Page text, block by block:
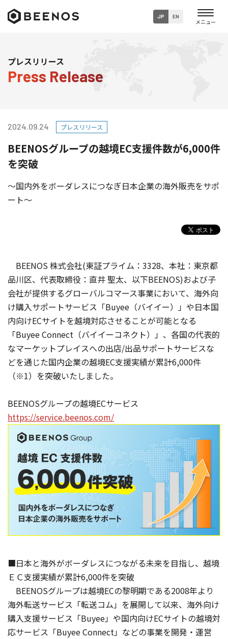
JP EN
ニュース
サステナビリティ
採用情報
プレスリリース
Press Release
2024.09.24 プレスリリース
BEENOSグループの越境EC支援件数が6,000件
を突破
～国内外をボーダレスにつなぎ日本企業の海外販売をサポ
ート～
BEENOS 株式会社(東証プライム：3328、本社：東京都
品川区、代表取締役：直井 聖太、以下BEENOS)および子
会社が提供するグローバルコマース事業において、海外向
け購入サポートサービス「Buyee（バイイー）」や日本国
内向けECサイトを越境対応させることが可能となる
「Buyee Connect（バイイーコネクト）」、各国の代表的
なマーケットプレイスへの出店/出品サポートサービスな
どを通じた国内企業の越境EC支援実績が累計6,000件
（※1）を突破いたしました。
BEENOSグループの越境ECサービス
https://service.beenos.com/
■日本と海外がボーダレスにつながる未来を目指し、越境
ＥＣ支援実績が累計6,000件を突破
BEENOSグループは越境ECの黎明期である2008年より
海外転送サービス「転送コム」を展開して以来、海外向け
購入支援サービス「Buyee」や国内向けECサイトの越境対
応サービス「Buyee Connect」などの事業を開発・運営